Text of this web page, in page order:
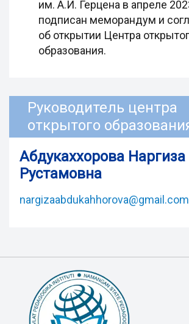
им. А.И. Герцена в апреле
подписан меморандум и
об открытии Центра
образования.
Руководитель центра
открытого
Абдукаххорова Наргиза
Рустамовна
nargizaabdukahhorova@gmail.com